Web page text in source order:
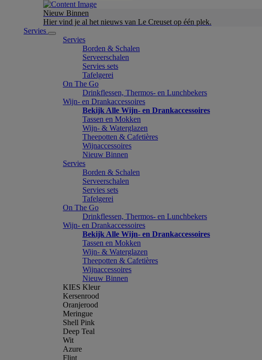
Nieuw Binnen
Hier vind je al het nieuws van Le Creuset op één plek.
Servies
Servies
Borden & Schalen
Serveerschalen
Servies sets
Tafelgerei
On The Go
Drinkflessen, Thermos- en Lunchbekers
Wijn- en Drankaccessoires
Bekijk Alle Wijn- en Drankaccessoires
Tassen en Mokken
Wijn- & Waterglazen
Theepotten & Cafetières
Wijnaccessoires
Nieuw Binnen
Servies
Borden & Schalen
Serveerschalen
Servies sets
Tafelgerei
On The Go
Drinkflessen, Thermos- en Lunchbekers
Wijn- en Drankaccessoires
Bekijk Alle Wijn- en Drankaccessoires
Tassen en Mokken
Wijn- & Waterglazen
Theepotten & Cafetières
Wijnaccessoires
Nieuw Binnen
KIES Kleur
Kersenrood
Oranjerood
Meringue
Shell Pink
Deep Teal
Wit
Azure
Flint